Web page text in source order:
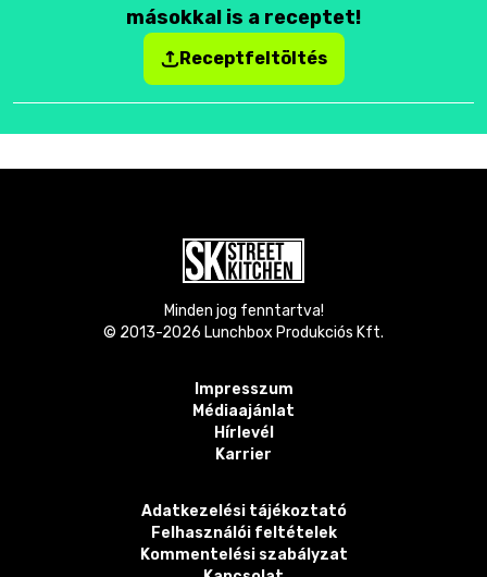
másokkal is a receptet!
Receptfeltöltés
Minden jog fenntartva!
© 2013-2026 Lunchbox Produkciós Kft.
Impresszum
Médiaajánlat
Hírlevél
Karrier
Adatkezelési tájékoztató
Felhasználói feltételek
Kommentelési szabályzat